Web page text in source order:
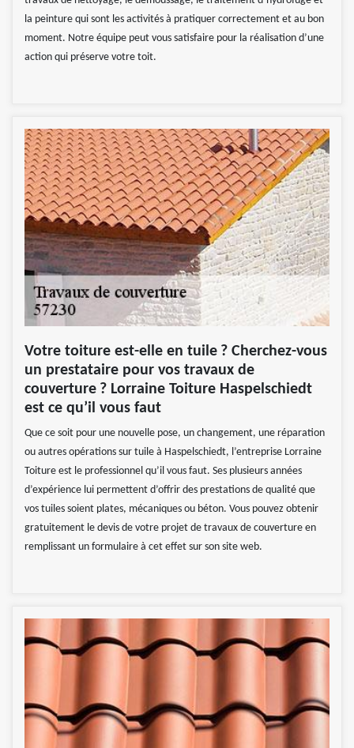
la peinture qui sont les activités à pratiquer correctement et au bon
moment. Notre équipe peut vous satisfaire pour la réalisation d’une
action qui préserve votre toit.
Votre toiture est-elle en tuile ? Cherchez-vous
un prestataire pour vos travaux de
couverture ? Lorraine Toiture Haspelschiedt
est ce qu’il vous faut
Que ce soit pour une nouvelle pose, un changement, une réparation
ou autres opérations sur tuile à Haspelschiedt, l’entreprise Lorraine
Toiture est le professionnel qu’il vous faut. Ses plusieurs années
d’expérience lui permettent d’offrir des prestations de qualité que
vos tuiles soient plates, mécaniques ou béton. Vous pouvez obtenir
gratuitement le devis de votre projet de travaux de couverture en
remplissant un formulaire à cet effet sur son site web.